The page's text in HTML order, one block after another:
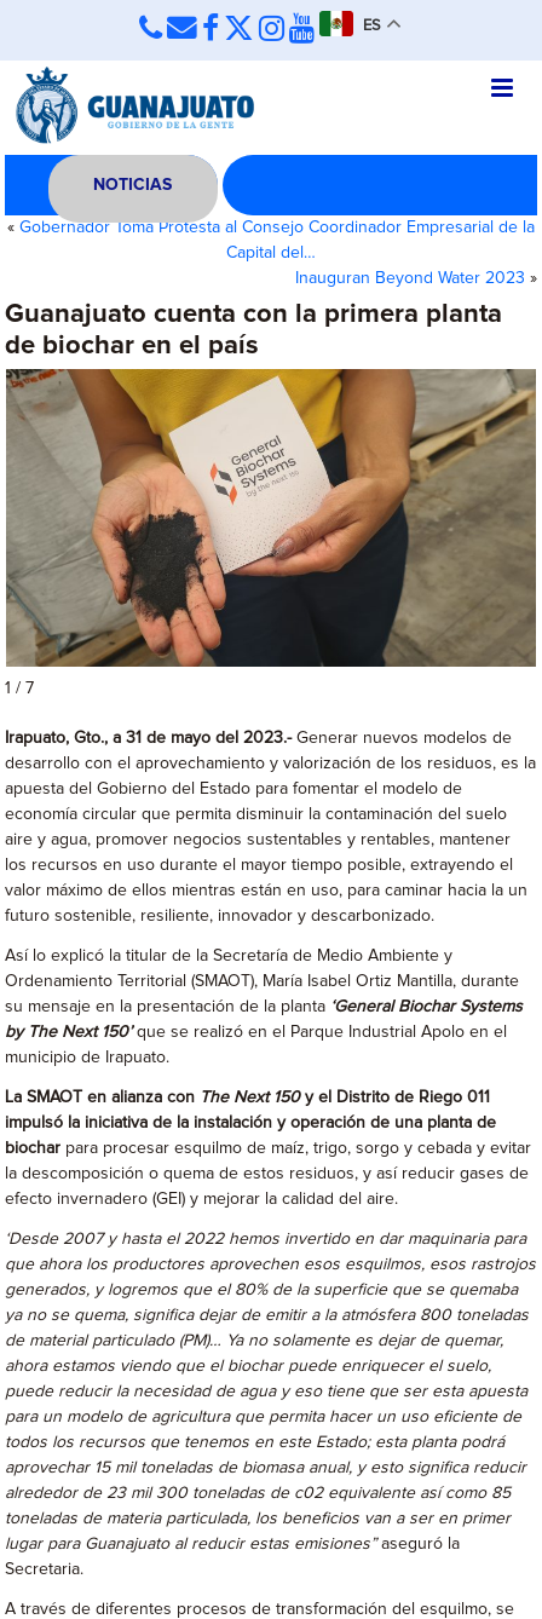
ES
NOTICIAS
« Gobernador Toma Protesta al Consejo Coordinador Empresarial de la
Capital del…
Inauguran Beyond Water 2023 »
Guanajuato cuenta con la primera planta
de biochar en el país
1 / 7
Irapuato, Gto., a 31 de mayo del 2023.-Generar nuevos modelos de
desarrollo con el aprovechamiento y valorización de los residuos, es la
apuesta del Gobierno del Estado para fomentar el modelo de
economía circular que permita disminuir la contaminación del suelo
aire y agua, promover negocios sustentables y rentables, mantener
los recursos en uso durante el mayor tiempo posible, extrayendo el
valor máximo de ellos mientras están en uso, para caminar hacia la un
futuro sostenible, resiliente, innovador y descarbonizado.
Así lo explicó la titular de la Secretaría de Medio Ambiente y
Ordenamiento Territorial (SMAOT), María Isabel Ortiz Mantilla, durante
su mensaje en la presentación de la planta ‘General Biochar Systems
by The Next 150’que se realizó en el Parque Industrial Apolo en el
municipio de Irapuato.
La SMAOT en alianza con The Next 150y el Distrito de Riego 011
impulsó la iniciativa de la instalación y operación de una planta de
biochar para procesar esquilmo de maíz, trigo, sorgo y cebada y evitar
la descomposición o quema de estos residuos, y así reducir gases de
efecto invernadero (GEI) y mejorar la calidad del aire.
‘Desde 2007 y hasta el 2022 hemos invertido en dar maquinaria para
que ahora los productores aprovechen esos esquilmos, esos rastrojos
generados, y logremos que el 80% de la superficie que se quemaba
ya no se quema, significa dejar de emitir a la atmósfera 800 toneladas
de material particulado (PM)… Ya no solamente es dejar de quemar,
ahora estamos viendo que el biochar puede enriquecer el suelo,
puede reducir la necesidad de agua y eso tiene que ser esta apuesta
para un modelo de agricultura que permita hacer un uso eficiente de
todos los recursos que tenemos en este Estado; esta planta podrá
aprovechar 15 mil toneladas de biomasa anual, y esto significa reducir
alrededor de 23 mil 300 toneladas de c02 equivalente así como 85
toneladas de materia particulada, los beneficios van a ser en primer
lugar para Guanajuato al reducir estas emisiones”aseguró la
Secretaria.
A través de diferentes procesos de transformación del esquilmo, se